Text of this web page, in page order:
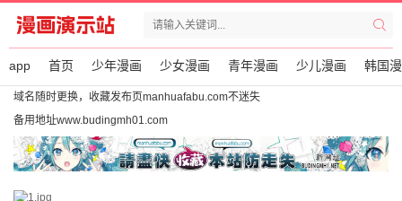
app 首页 少年漫画 少女漫画 青年漫画 少儿漫画 韩国
域名随时更换，收藏发布页manhuafabu.com不迷失
备用地址www.budingmh01.com